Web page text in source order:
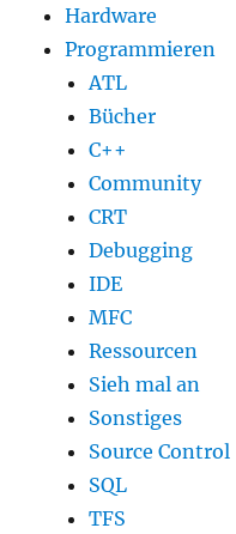
Hardware
Programmieren
ATL
Bücher
C++
Community
CRT
Debugging
IDE
MFC
Ressourcen
Sieh mal an
Sonstiges
Source Control
SQL
TFS